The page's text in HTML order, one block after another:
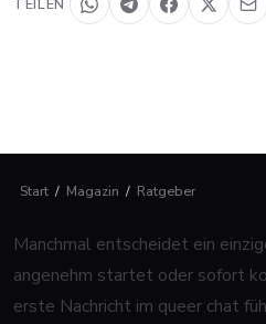
TEILEN
Start / Magazin / Ratgeber
Manchmal entscheidet ein
angenehm startet oder sofort
erste Nachricht im queer chat